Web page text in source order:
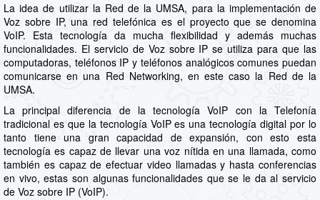
La idea de utilizar la Red de la UMSA, para la implementación de
Voz sobre IP, una red telefónica es el proyecto que se denomina
VoIP. Esta tecnología da mucha flexibilidad y además muchas
funcionalidades. El servicio de Voz sobre IP se utiliza para que las
computadoras, teléfonos IP y teléfonos analógicos comunes puedan
comunicarse en una Red Networking, en este caso la Red de la
UMSA.
La principal diferencia de la tecnología VoIP con la Telefonía
tradicional es que la tecnología VoIP es una tecnología digital por lo
tanto tiene una gran capacidad de expansión, con esto esta
tecnología es capaz de llevar una voz nítida en una llamada, como
también es capaz de efectuar video llamadas y hasta conferencias
en vivo, estas son algunas funcionalidades que se le da al servicio
de Voz sobre IP (VoIP).